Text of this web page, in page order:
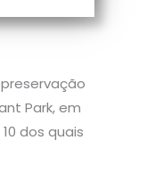
Park, em
dos quais